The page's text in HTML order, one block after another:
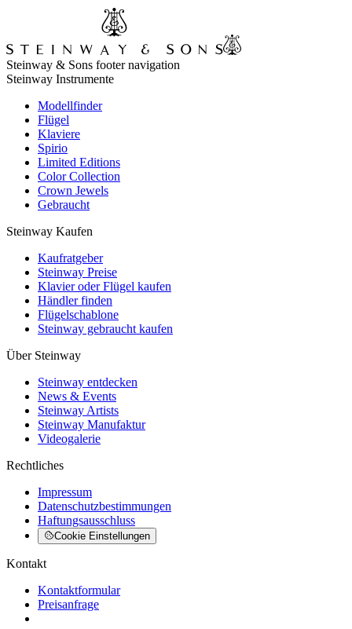
Steinway & Sons footer navigation
Steinway Instrumente
Modellfinder
Flügel
Klaviere
Spirio
Limited Editions
Color Collection
Crown Jewels
Gebraucht
Steinway Kaufen
Kaufratgeber
Steinway Preise
Klavier oder Flügel kaufen
Händler finden
Flügelschablone
Steinway gebraucht kaufen
Über Steinway
Steinway entdecken
News & Events
Steinway Artists
Steinway Manufaktur
Videogalerie
Rechtliches
Impressum
Datenschutzbestimmungen
Haftungsausschluss
Cookie Einstellungen
Kontakt
Kontaktformular
Preisanfrage